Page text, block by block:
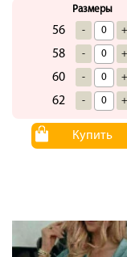
Размеры
56 - +
58 - +
60 - +
62 - +
Купить